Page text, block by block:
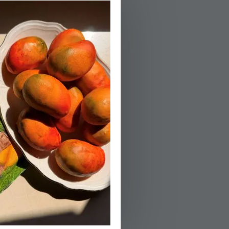
02.
מתבלים את
03.
צורבים את
04.
מכינים את
05.
את פילה הדג משירים כ 10 דקות במיץ לימון, מלח
הפעלת טיימר